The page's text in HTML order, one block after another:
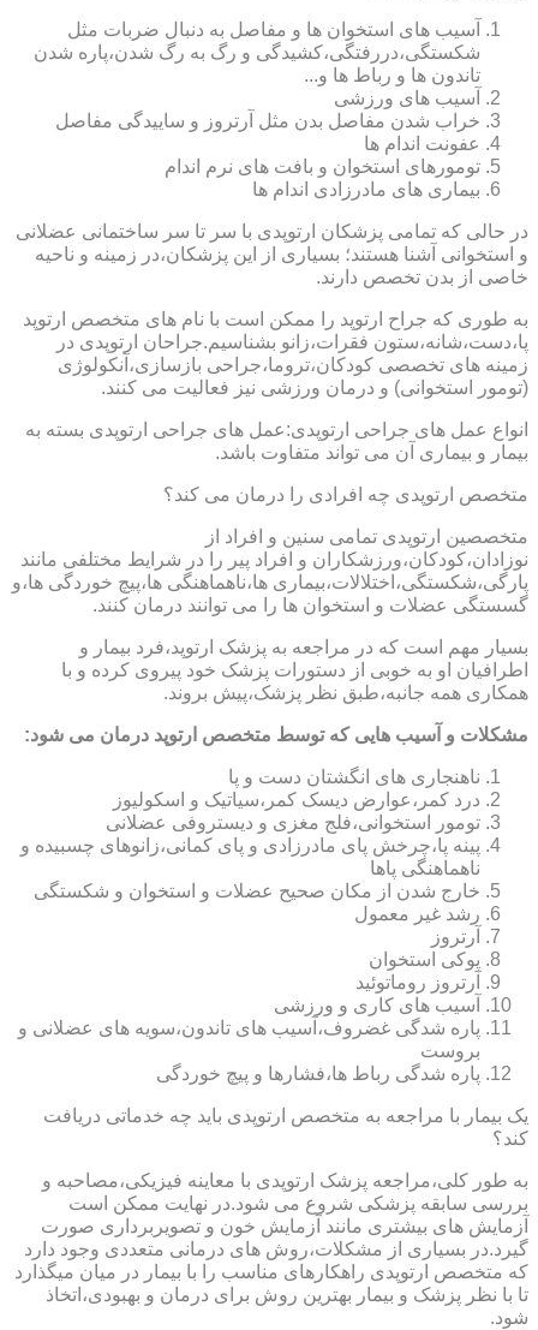
آسیب های استخوان ها و مفاصل به دنبال ضربات مثل
شکستگی،دررفتگی،کشیدگی و رگ به رگ شدن،پاره شدن
تاندون ها و رباط ها و...
آسیب های ورزشی
خراب شدن مفاصل بدن مثل آرتروز و ساییدگی مفاصل
عفونت اندام ها
تومورهای استخوان و بافت های نرم اندام
بیماری های مادرزادی اندام ها
در حالی که تمامی پزشکان ارتوپدی با سر تا سر ساختمانی عضلانی
و استخوانی آشنا هستند؛ بسیاری از این پزشکان،در زمینه و ناحیه
خاصی از بدن تخصص دارند.
به طوری که جراح ارتوپد را ممکن است با نام های متخصص ارتوپد
پا،دست،شانه،ستون فقرات،زانو بشناسیم.جراحان ارتوپدی در
زمینه های تخصصی کودکان،تروما،جراحی بازسازی،آنکولوژی
(تومور استخوانی) و درمان ورزشی نیز فعالیت می کنند.
انواع عمل های جراحی ارتوپدی:عمل های جراحی ارتوپدی بسته به
بیمار و بیماری آن می تواند متفاوت باشد.
متخصص ارتوپدی چه افرادی را درمان می کند؟
متخصصین ارتوپدی تمامی سنین و افراد از
نوزادان،کودکان،ورزشکاران و افراد پیر را در شرایط مختلفی مانند
پارگی،شکستگی،اختلالات،بیماری ها،ناهماهنگی ها،پیچ خوردگی ها،و
گسستگی عضلات و استخوان ها را می توانند درمان کنند.
بسیار مهم است که در مراجعه به پزشک ارتوپد،فرد بیمار و
اطرافیان او به خوبی از دستورات پزشک خود پیروی کرده و با
همکاری همه جانبه،طبق نظر پزشک،پیش بروند.
مشکلات و آسیب هایی که توسط متخصص ارتوپد درمان می شود:
ناهنجاری های انگشتان دست و پا
درد کمر،عوارض دیسک کمر،سیاتیک و اسکولیوز
تومور استخوانی،فلج مغزی و دیستروفی عضلانی
پینه پا،چرخش پای مادرزادی و پای کمانی،زانوهای چسبیده و
ناهماهنگی پاها
خارج شدن از مکان صحیح عضلات و استخوان و شکستگی
رشد غیر معمول
آرتروز
پوکی استخوان
آرتروز روماتوئید
آسیب های کاری و ورزشی
پاره شدگی غضروف،آسیب های تاندون،سویه های عضلانی و
بروست
پاره شدگی رباط ها،فشارها و پیچ خوردگی
یک بیمار با مراجعه به متخصص ارتوپدی باید چه خدماتی دریافت
کند؟
به طور کلی،مراجعه پزشک ارتوپدی با معاینه فیزیکی،مصاحبه و
بررسی سابقه پزشکی شروع می شود.در نهایت ممکن است
آزمایش های بیشتری مانند آزمایش خون و تصویربرداری صورت
گیرد.در بسیاری از مشکلات،روش های درمانی متعددی وجود دارد
که متخصص ارتوپدی راهکارهای مناسب را با بیمار در میان میگذارد
تا با نظر پزشک و بیمار بهترین روش برای درمان و بهبودی،اتخاذ
شود.